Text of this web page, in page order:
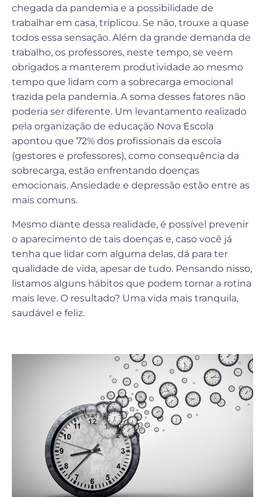
chegada da pandemia e a possibilidade de
trabalhar em casa, triplicou. Se não, trouxe a quase
todos essa sensação. Além da grande demanda de
trabalho, os professores, neste tempo, se veem
obrigados a manterem produtividade ao mesmo
tempo que lidam com a sobrecarga emocional
trazida pela pandemia. A soma desses fatores não
poderia ser diferente. Um levantamento realizado
pela organização de educação Nova Escola
apontou que 72% dos profissionais da escola
(gestores e professores), como consequência da
sobrecarga, estão enfrentando doenças
emocionais. Ansiedade e depressão estão entre as
mais comuns.
Mesmo diante dessa realidade, é possível prevenir
o aparecimento de tais doenças e, caso você já
tenha que lidar com alguma delas, dá para ter
qualidade de vida, apesar de tudo. Pensando nisso,
listamos alguns hábitos que podem tornar a rotina
mais leve. O resultado? Uma vida mais tranquila,
saudável e feliz.